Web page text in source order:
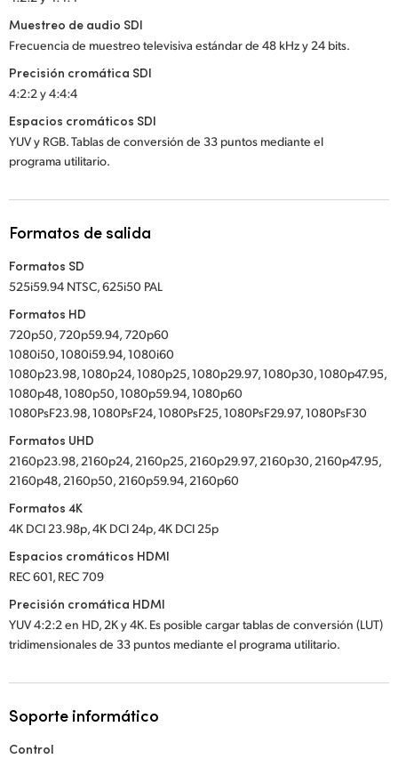
Muestreo de audio SDI
Frecuencia de muestreo televisiva estándar de 48 kHz y 24 bits.
Precisión cromática SDI
4:2:2 y 4:4:4
Espacios cromáticos SDI
YUV y RGB. Tablas de conversión de 33 puntos mediante el
programa utilitario.
Formatos de salida
Formatos SD
525i59.94 NTSC, 625i50 PAL
Formatos HD
720p50, 720p59.94, 720p60
1080i50, 1080i59.94, 1080i60
1080p23.98, 1080p24, 1080p25, 1080p29.97, 1080p30, 1080p47.95,
1080p48, 1080p50, 1080p59.94, 1080p60
1080PsF23.98, 1080PsF24, 1080PsF25, 1080PsF29.97, 1080PsF30
Formatos UHD
2160p23.98, 2160p24, 2160p25, 2160p29.97, 2160p30, 2160p47.95,
2160p48, 2160p50, 2160p59.94, 2160p60
Formatos 4K
4K DCI 23.98p, 4K DCI 24p, 4K DCI 25p
Espacios cromáticos HDMI
REC 601, REC 709
Precisión cromática HDMI
YUV 4:2:2 en HD, 2K y 4K. Es posible cargar tablas de conversión (LUT)
tridimensionales de 33 puntos mediante el programa utilitario.
Soporte informático
Control